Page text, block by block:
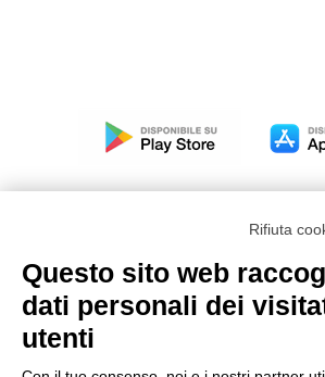
Modello organizzativo, gestione e
231/2001
Rifiuta
Questo sito web
dati personali dei
utenti